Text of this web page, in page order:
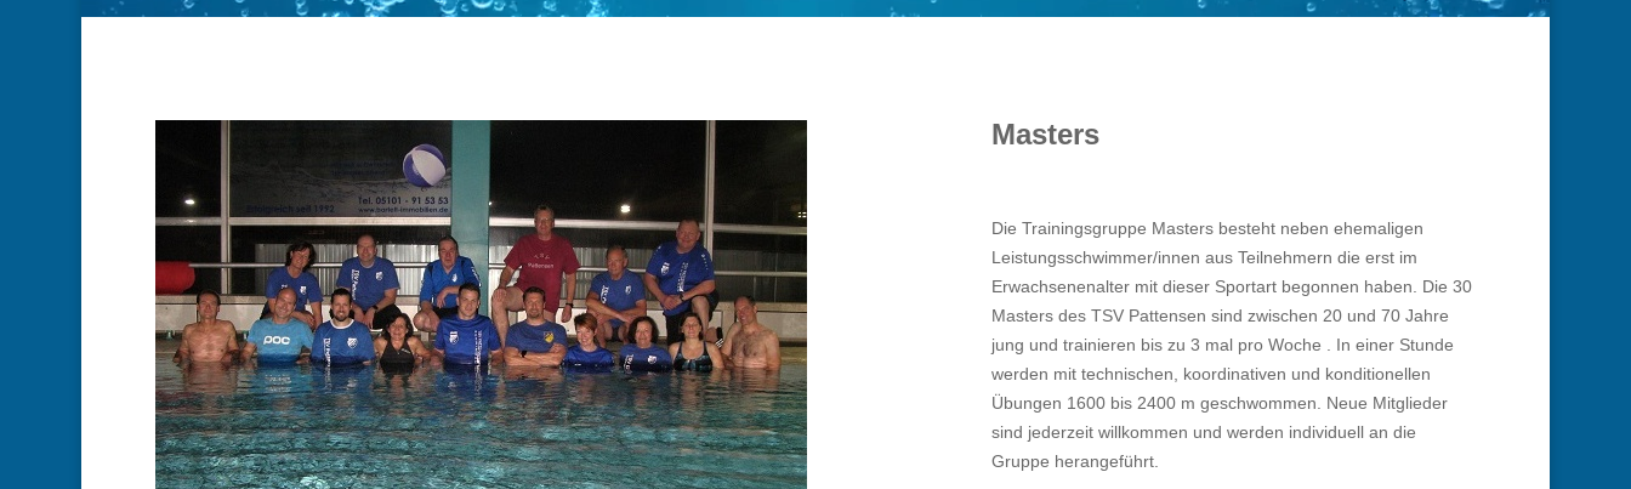
Masters
Die Trainingsgruppe Masters besteht neben ehemaligen
Leistungsschwimmer/innen aus Teilnehmern die erst im
Erwachsenenalter mit dieser Sportart begonnen haben. Die 30
Masters des TSV Pattensen sind zwischen 20 und 70 Jahre
jung und trainieren bis zu 3 mal pro Woche . In einer Stunde
werden mit technischen, koordinativen und konditionellen
Übungen 1600 bis 2400 m geschwommen. Neue Mitglieder
sind jederzeit willkommen und werden individuell an die
Gruppe herangeführt.